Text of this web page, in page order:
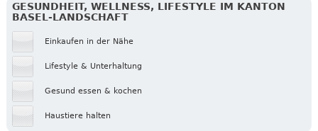
GESUNDHEIT, WELLNESS, LIFESTYLE IM KANTON
BASEL-LANDSCHAFT
Einkaufen in der Nähe
Lifestyle & Unterhaltung
Gesund essen & kochen
Haustiere halten